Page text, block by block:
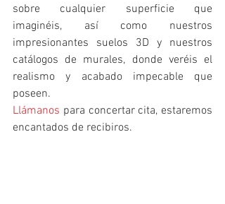
sobre cualquier superficie que
imaginéis, así como nuestros
impresionantes suelos 3D y nuestros
catálogos de murales, donde veréis el
realismo y acabado impecable que
poseen.
Llámanos para concertar cita, estaremos
encantados de recibiros.